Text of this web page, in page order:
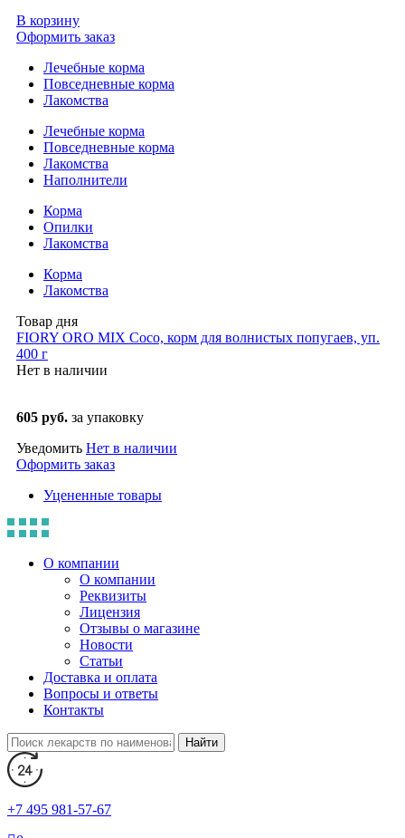
В корзину
Оформить заказ
Лечебные корма
Повседневные корма
Лакомства
Лечебные корма
Повседневные корма
Лакомства
Наполнители
Корма
Опилки
Лакомства
Корма
Лакомства
Товар дня
FIORY ORO MIX Coco, корм для волнистых попугаев, уп.
400 г
Нет в наличии
605 руб. за упаковку
Уведомить Нет в наличии
Оформить заказ
Уцененные товары
О компании
О компании
Реквизиты
Лицензия
Отзывы о магазине
Новости
Статьи
Доставка и оплата
Вопросы и ответы
Контакты
Найти
+7 495 981-57-67